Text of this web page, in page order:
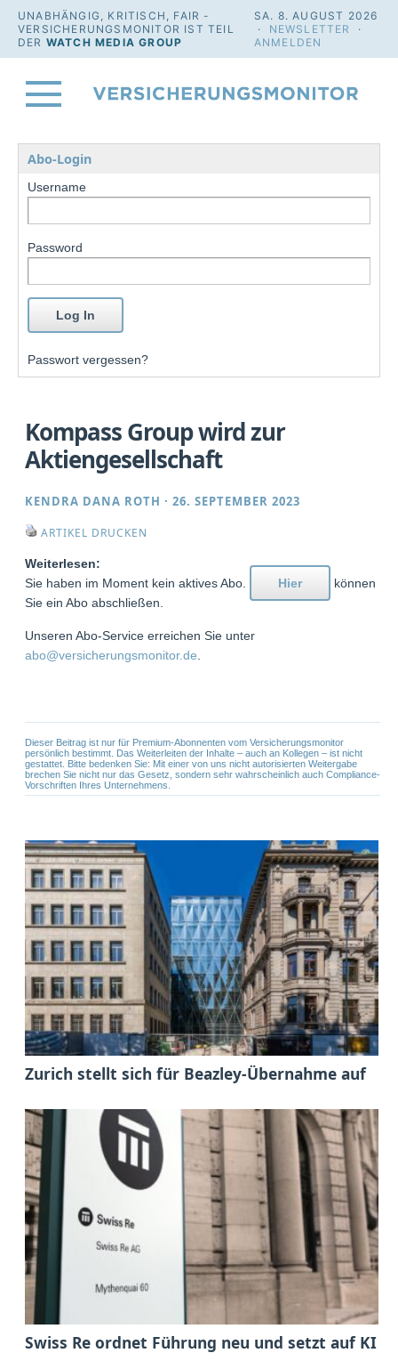
UNABHÄNGIG, KRITISCH, FAIR -
VERSICHERUNGSMONITOR IST TEIL
DER WATCH MEDIA GROUP
SA. 8. AUGUST 2026
· NEWSLETTER
·
ANMELDEN
Abo-Login
Username
Password
Passwort vergessen?
Kompass Group wird zur
Aktiengesellschaft
KENDRA DANA ROTH ·26. SEPTEMBER 2023
ARTIKEL DRUCKEN
Weiterlesen:
Sie haben im Moment kein aktives Abo.
Hier
können
Sie ein Abo abschließen.
Unseren Abo-Service erreichen Sie unter
abo@versicherungsmonitor.de
Dieser Beitrag ist nur für Premium-Abonnenten vom Versicherungsmonitor
persönlich bestimmt. Das Weiterleiten der Inhalte – auch an Kollegen – ist nicht
gestattet. Bitte bedenken Sie: Mit einer von uns nicht autorisierten Weitergabe
brechen Sie nicht nur das Gesetz, sondern sehr wahrscheinlich auch Compliance-
Vorschriften Ihres Unternehmens.
Zurich stellt sich für Beazley-Übernahme auf
Swiss Re ordnet Führung neu und setzt auf KI